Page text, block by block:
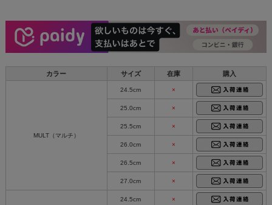
カラー サイズ 在庫 購入
MULT（マルチ）
24.5cm ×
25.0cm ×
25.5cm ×
26.0cm ×
26.5cm ×
27.0cm ×
24.5cm ×